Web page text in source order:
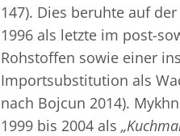
147). Dies beruhte auf
1996 als letzte im post-
Rohstoffen sowie einer
Importsubstitution als
nach Bojcun 2014).
1999 bis 2004 als